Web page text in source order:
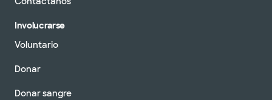
Involucrarse
Voluntario
Donar
Donar sangre